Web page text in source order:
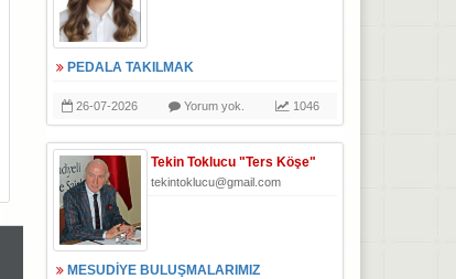
PEDALA TAKILMAK
26-07-2026 Yorum yok. 1046
Tekin Toklucu "Ters Köşe"
tekintoklucu@gmail.com
MESUDİYE BULUŞMALARIMIZ